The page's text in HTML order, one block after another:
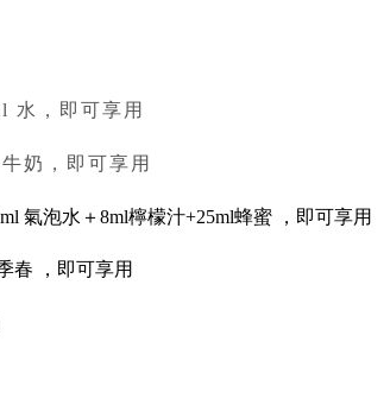
水，即可享用
奶，即可享用
氣泡水＋8ml檸檬汁+25ml蜂蜜 ，即可享用
春 ，即可享用